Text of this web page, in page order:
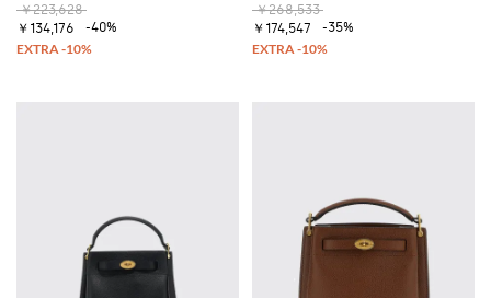
￥223,628
￥134,176
-40%
￥268,533
￥174,547
-35%